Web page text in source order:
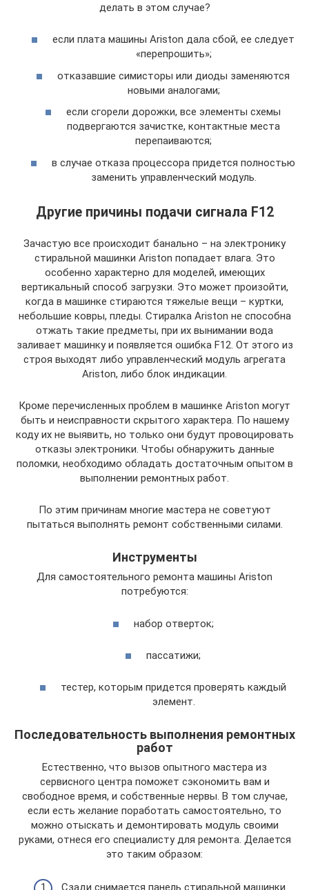
делать в этом случае?
если плата машины Ariston дала сбой, ее следует
«перепрошить»;
отказавшие симисторы или диоды заменяются
новыми аналогами;
если сгорели дорожки, все элементы схемы
подвергаются зачистке, контактные места
перепаиваются;
в случае отказа процессора придется полностью
заменить управленческий модуль.
Другие причины подачи сигнала F12
Зачастую все происходит банально – на электронику
стиральной машинки Ariston попадает влага. Это
особенно характерно для моделей, имеющих
вертикальный способ загрузки. Это может произойти,
когда в машинке стираются тяжелые вещи – куртки,
небольшие ковры, пледы. Стиралка Ariston не способна
отжать такие предметы, при их вынимании вода
заливает машинку и появляется ошибка F12. От этого из
строя выходят либо управленческий модуль агрегата
Ariston, либо блок индикации.
Кроме перечисленных проблем в машинке Ariston могут
быть и неисправности скрытого характера. По нашему
коду их не выявить, но только они будут провоцировать
отказы электроники. Чтобы обнаружить данные
поломки, необходимо обладать достаточным опытом в
выполнении ремонтных работ.
По этим причинам многие мастера не советуют
пытаться выполнять ремонт собственными силами.
Инструменты
Для самостоятельного ремонта машины Ariston
потребуются:
набор отверток;
пассатижи;
тестер, которым придется проверять каждый
элемент.
Последовательность выполнения ремонтных
работ
Естественно, что вызов опытного мастера из
сервисного центра поможет сэкономить вам и
свободное время, и собственные нервы. В том случае,
если есть желание поработать самостоятельно, то
можно отыскать и демонтировать модуль своими
руками, отнеся его специалисту для ремонта. Делается
это таким образом:
Сзади снимается панель стиральной машинки